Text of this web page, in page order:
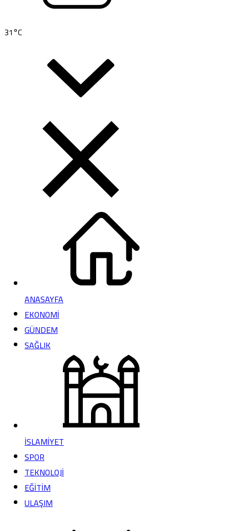
31°C
ANASAYFA
EKONOMİ
GÜNDEM
SAĞLIK
İSLAMİYET
SPOR
TEKNOLOJİ
EĞİTİM
ULAŞIM